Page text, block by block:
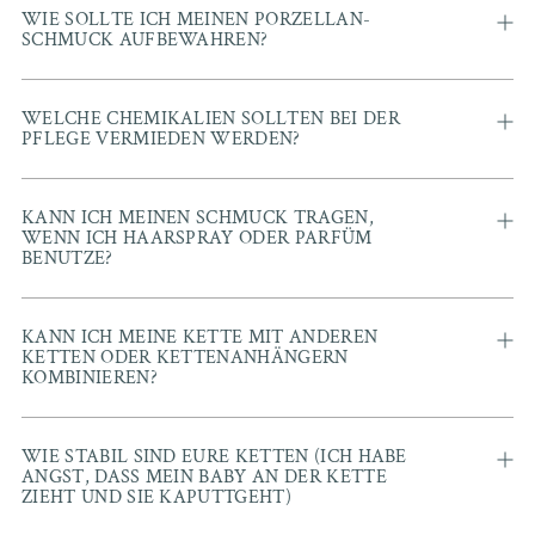
WIE SOLLTE ICH MEINEN PORZELLAN-
SCHMUCK AUFBEWAHREN?
WELCHE CHEMIKALIEN SOLLTEN BEI DER
PFLEGE VERMIEDEN WERDEN?
KANN ICH MEINEN SCHMUCK TRAGEN,
WENN ICH HAARSPRAY ODER PARFÜM
BENUTZE?
KANN ICH MEINE KETTE MIT ANDEREN
KETTEN ODER KETTENANHÄNGERN
KOMBINIEREN?
WIE STABIL SIND EURE KETTEN (ICH HABE
ANGST, DASS MEIN BABY AN DER KETTE
ZIEHT UND SIE KAPUTTGEHT)